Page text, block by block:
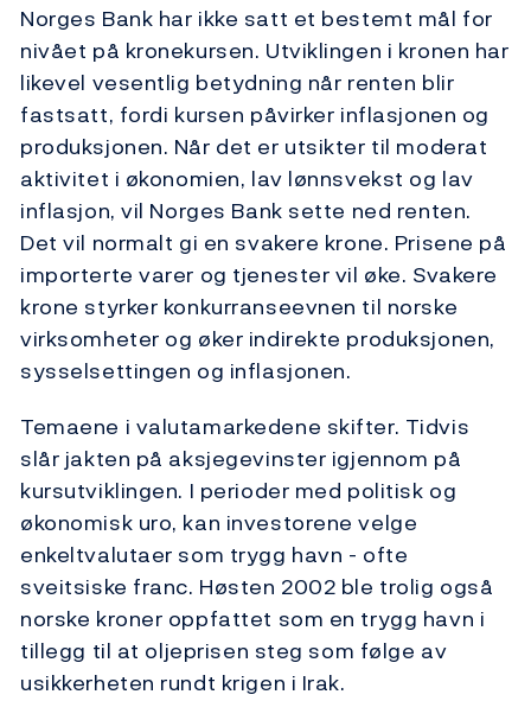
Norges Bank har ikke satt et bestemt mål for
nivået på kronekursen. Utviklingen i kronen har
likevel vesentlig betydning når renten blir
fastsatt, fordi kursen påvirker inflasjonen og
produksjonen. Når det er utsikter til moderat
aktivitet i økonomien, lav lønnsvekst og lav
inflasjon, vil Norges Bank sette ned renten.
Det vil normalt gi en svakere krone. Prisene på
importerte varer og tjenester vil øke. Svakere
krone styrker konkurranseevnen til norske
virksomheter og øker indirekte produksjonen,
sysselsettingen og inflasjonen.
Temaene i valutamarkedene skifter. Tidvis
slår jakten på aksjegevinster igjennom på
kursutviklingen. I perioder med politisk og
økonomisk uro, kan investorene velge
enkeltvalutaer som trygg havn - ofte
sveitsiske franc. Høsten 2002 ble trolig også
norske kroner oppfattet som en trygg havn i
tillegg til at oljeprisen steg som følge av
usikkerheten rundt krigen i Irak.